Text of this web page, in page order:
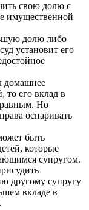
свою долю с
имущественной
долю либо
установит его
домашнее
то его вклад в
равным. Но
оспаривать
быть
которые
супругом.
другому супругу
вкладе в